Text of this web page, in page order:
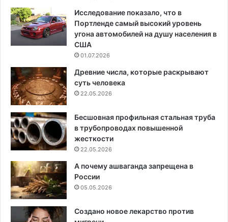
Исследование показало, что в
Портленде самый высокий уровень
угона автомобилей на душу населения в
США
01.07.2026
Древние числа, которые раскрывают
суть человека
22.05.2026
Бесшовная профильная стальная труба
в трубопроводах повышенной
жесткости
22.05.2026
А почему ашваганда запрещена в
России
05.05.2026
Создано новое лекарство против